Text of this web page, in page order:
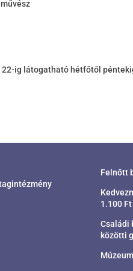
ig látogatható hétfőtől
Felnőtt
1.100 Ft
Családi
közötti